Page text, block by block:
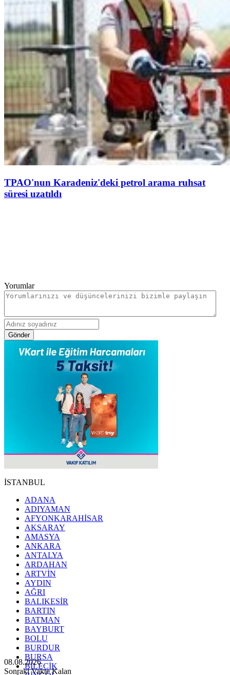
TPAO'nun Karadeniz'deki petrol arama ruhsat
süresi uzatıldı
Yorumlar
Gönder
İSTANBUL
ADANA
ADIYAMAN
AFYONKARAHİSAR
AKSARAY
AMASYA
ANKARA
ANTALYA
ARDAHAN
ARTVİN
AYDIN
AĞRI
BALIKESİR
BARTIN
BATMAN
BAYBURT
BOLU
BURDUR
BURSA
BİLECİK
08.08.2026
Sonraki Vakte Kalan